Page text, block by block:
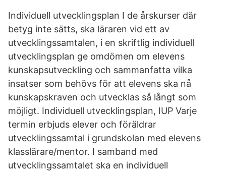
Individuell utvecklingsplan I de årskurser där
betyg inte sätts, ska läraren vid ett av
utvecklingssamtalen, i en skriftlig individuell
utvecklingsplan ge omdömen om elevens
kunskapsutveckling och sammanfatta vilka
insatser som behövs för att elevens ska nå
kunskapskraven och utvecklas så långt som
möjligt. Individuell utvecklingsplan, IUP Varje
termin erbjuds elever och föräldrar
utvecklingssamtal i grundskolan med elevens
klasslärare/mentor. I samband med
utvecklingssamtalet ska en individuell